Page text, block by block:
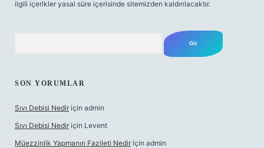
ilgili içerikler yasal süre içerisinde sitemizden kaldırılacaktır.
SON YORUMLAR
Sıvı Debisi Nedir için admin
Sıvı Debisi Nedir için Levent
Müezzinlik Yapmanın Fazileti Nedir için admin